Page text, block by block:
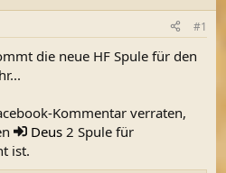
#1
die neue HF Spule für den
Kommentar verraten,
Deus 2 Spule für
ist.